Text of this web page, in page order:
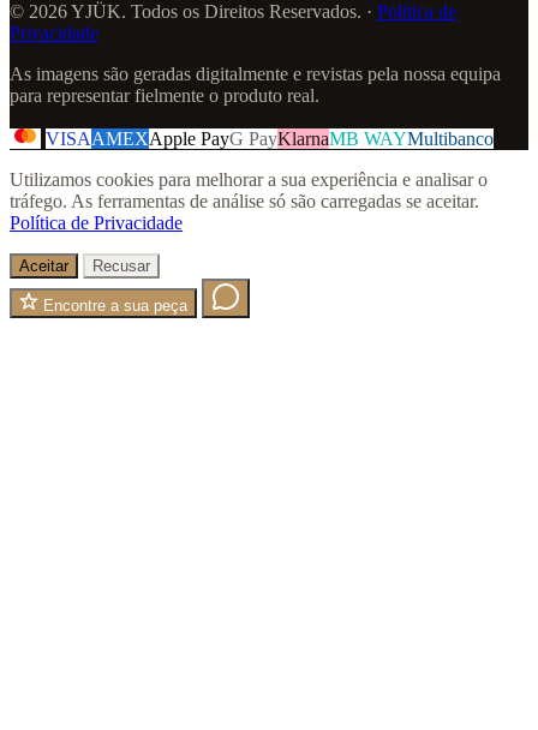
© 2026 YJÜK. Todos os Direitos Reservados. · Política de
Privacidade
As imagens são geradas digitalmente e revistas pela nossa equipa
para representar fielmente o produto real.
VISAAMEXApple PayG PayKlarnaMB WAYMultibanco
Utilizamos cookies para melhorar a sua experiência e analisar o
tráfego. As ferramentas de análise só são carregadas se aceitar.
Política de Privacidade
Aceitar Recusar
Encontre a sua peça